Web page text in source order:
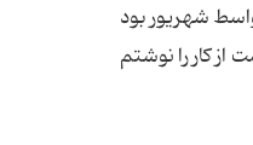
شهریور بود
و گفتند، می‌توانید شروع كنید و من چون آدم تندنویس و سطحی نیستم، 10 قسمت از كار را نوشتم